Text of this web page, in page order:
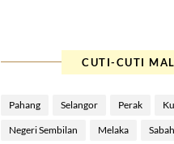
CUTI-CUTI
Pahang Selangor Perak
Negeri Sembilan Melaka Sabah